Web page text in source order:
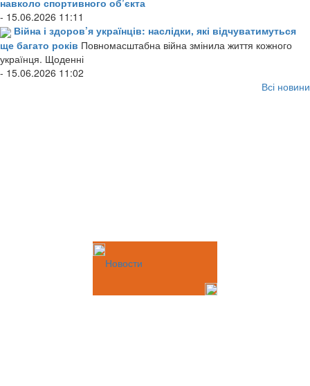
навколо спортивного об’єкта
- 15.06.2026 11:11
Війна і здоров’я українців: наслідки, які відчуватимуться
ще багато років Повномасштабна війна змінила життя кожного
українця. Щоденні
- 15.06.2026 11:02
Всі новини
Новости